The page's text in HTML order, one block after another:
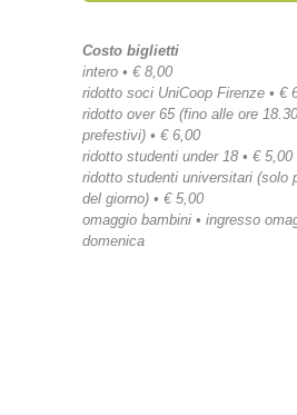
Costo biglietti
intero • € 8,00
ridotto soci UniCoop Firenze • €
ridotto over 65 (fino alle ore
prefestivi) • € 6,00
ridotto studenti under 18 • € 5,00
ridotto studenti universitari (solo
del giorno) • € 5,00
omaggio bambini • ingresso
domenica